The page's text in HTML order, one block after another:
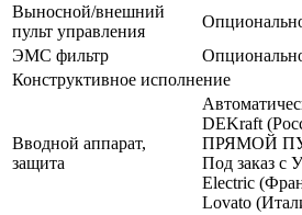
Выносной/внешний
пульт управления
ЭМС фильтр
Конструктивное исполнение
Вводной аппарат,
защита
DEKraft
ПРЯМОЙ
Под заказ с
Electric
Lovato